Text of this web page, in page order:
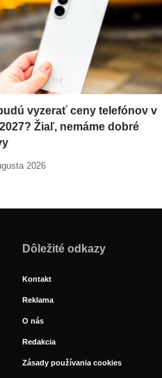
vyzerať ceny telefónov v
Žiaľ, nemáme dobré
2026
Dôležité odkazy
Kontakt
Reklama
O nás
Redakcia
Zásady používania cookies